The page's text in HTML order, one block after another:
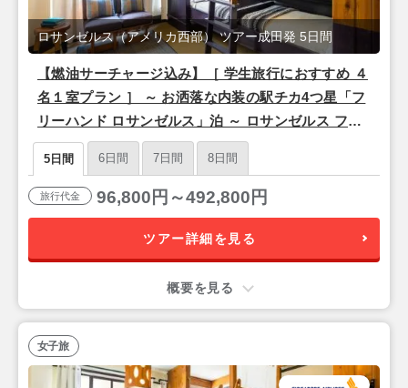
【燃油サーチャージ込み】［ 学生旅行におすすめ ４
名１室プラン ］ ～ お洒落な内装の駅チカ4つ星「フ
リーハンド ロサンゼルス」泊 ～ ロサンゼルス フリ
ープラン 3泊5日間 【成田発／シンガポール航空利
用】
ロサンゼルス（アメリカ西部） ツアー成田発 5日間
5日間 6日間 7日間 8日間
旅行代金 96,800円～492,800円
ツアー詳細を見る
概要を見る
女子旅